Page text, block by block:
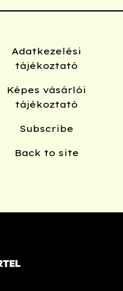
Adatkezelési
tájékoztató
Képes vásárlói
tájékoztató
Subscribe
Back to site